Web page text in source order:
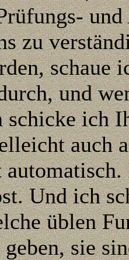
zu
schaue
und
schicke ich
auch
Und ich
üblen
sie